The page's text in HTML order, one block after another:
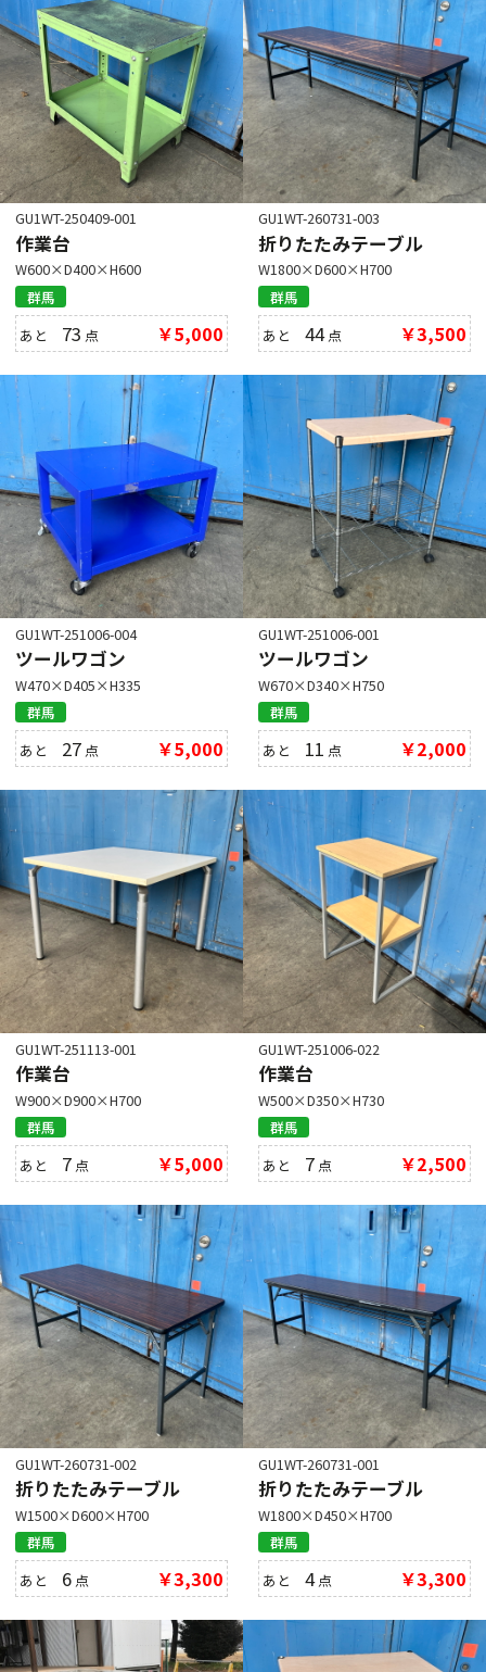
GU1WT-250409-001
作業台
W600×D400×H600
群馬
あと 73 点 ￥5,000
GU1WT-260731-003
折りたたみテーブル
W1800×D600×H700
群馬
あと44点 ￥3,500
GU1WT-251006-004
ツールワゴン
W470×D405×H335
群馬
あと 27 点 ￥5,000
GU1WT-251006-001
ツールワゴン
W670×D340×H750
群馬
あと 11 点 ￥2,000
GU1WT-251113-001
作業台
W900×D900×H700
群馬
あと 7 点 ￥5,000
GU1WT-251006-022
作業台
W500×D350×H730
群馬
あと 7 点 ￥2,500
GU1WT-260731-002
折りたたみテーブル
W1500×D600×H700
群馬
あと 6 点 ￥3,300
GU1WT-260731-001
折りたたみテーブル
W1800×D450×H700
群馬
あと4点 ￥3,300